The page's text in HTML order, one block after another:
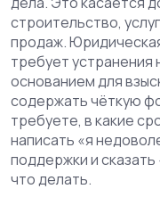
строительство,
продаж.
требует
основанием для
содержать чёткую
требуете, в какие
написать «я
поддержки и
что делать.